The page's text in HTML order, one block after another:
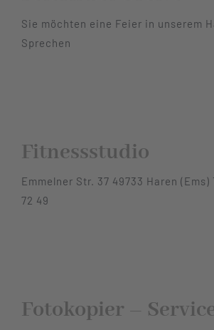
Sie möchten eine Feier in unserem
Sprechen
Fitnessstudio
Emmelner Str. 37 49733 Haren
72 49
Fotokopier –